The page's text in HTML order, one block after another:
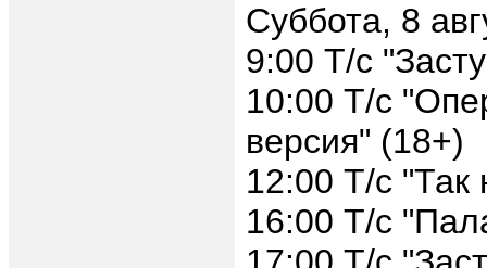
Суббота, 8
9:00 Т/с
10:00 Т/с
версия" (18+)
12:00 Т/с "Так
16:00 Т/с